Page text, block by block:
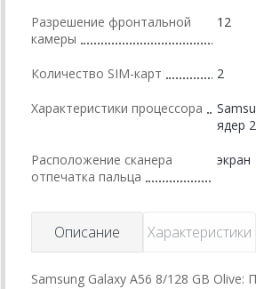
Разрешение фронтальной
камеры
12
Количество SIM-карт 2
Характеристики процессора
ядер
Расположение сканера
отпечатка пальца
экран
Описание Характеристики
Samsung Galaxy A56 8/128 GB Olive: